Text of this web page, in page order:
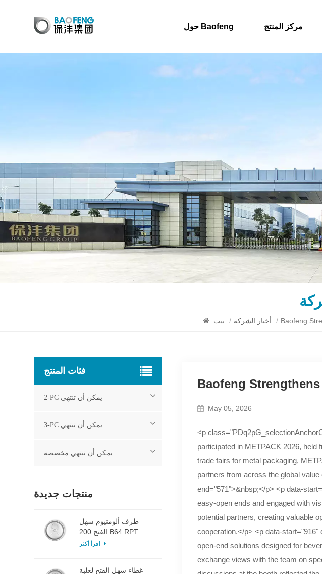
حول Baofeng مركز المنتج
/ أخبار الشركة / Baofeng
Baofeng
May 05, 2026
<p
participated in METPACK 2026,
trade fairs for metal packaging,
partners from across the global
end="571">&nbsp;</p> <p data-
easy-open ends and engaged with
potential partners, creating valuable
cooperation.</p> <p data-
open-end solutions designed for
exchange views with the team on
فئات المنتج
2-PC يمكن أن تنتهي
3-PC يمكن أن تنتهي
يمكن أن تنتهي مخصصة
منتجات جديدة
طرف ألومنيوم سهل
الفتح 200 B64 RPT
LOE
غطاء سهل الفتح لعلبة